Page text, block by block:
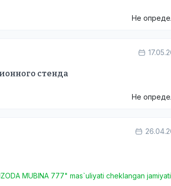
Не
стенда
Не
MUBINA 777" mas`uliyati cheklangan